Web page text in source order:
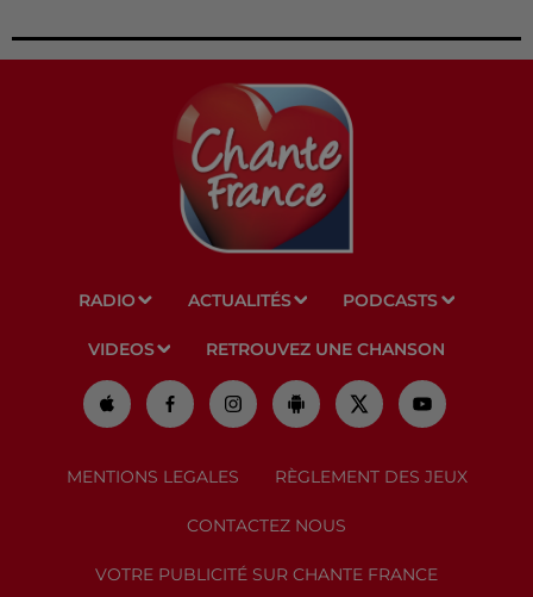
RADIO ACTUALITÉS PODCASTS
VIDEOS RETROUVEZ UNE CHANSON
MENTIONS LEGALES RÈGLEMENT DES JEUX
CONTACTEZ NOUS
VOTRE PUBLICITÉ SUR CHANTE FRANCE